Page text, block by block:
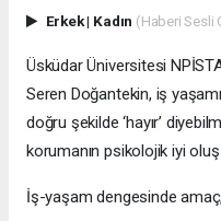
Erkek| Kadın (Haberi Sesli
Üsküdar Üniversitesi
Seren Doğantekin, iş
doğru şekilde ‘hayır’
korumanın psikolojik iyi
İş-yaşam dengesinde